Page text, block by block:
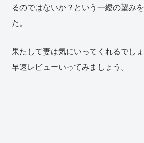
るのではないか？という一縷の望み
た。
果たして妻は気にいってくれるでしょ
早速レビューいってみましょう。